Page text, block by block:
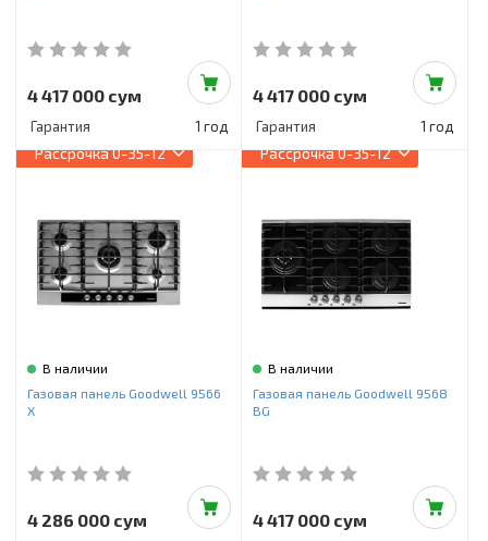
4 417 000 сум
Гарантия 1 год
4 417 000 сум
Гарантия 1 год
Рассрочка0-35-12
В наличии
Газовая панель Goodwell 9566
X
4 286 000 сум
Рассрочка0-35-12
В наличии
Газовая панель Goodwell 9568
BG
4 417 000 сум